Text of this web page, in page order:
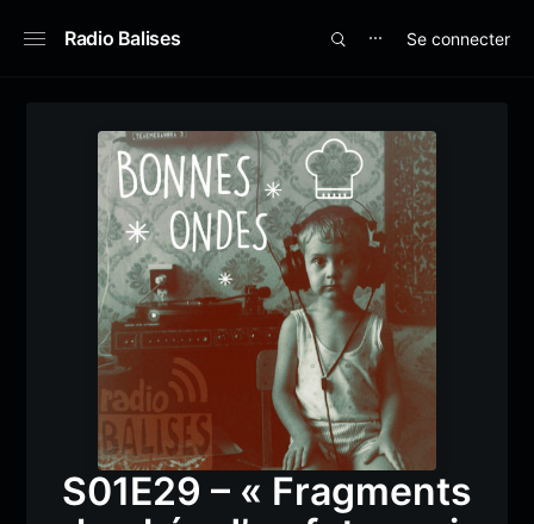
Radio Balises ⋯ Se connecter
S01E29 – « Fragments